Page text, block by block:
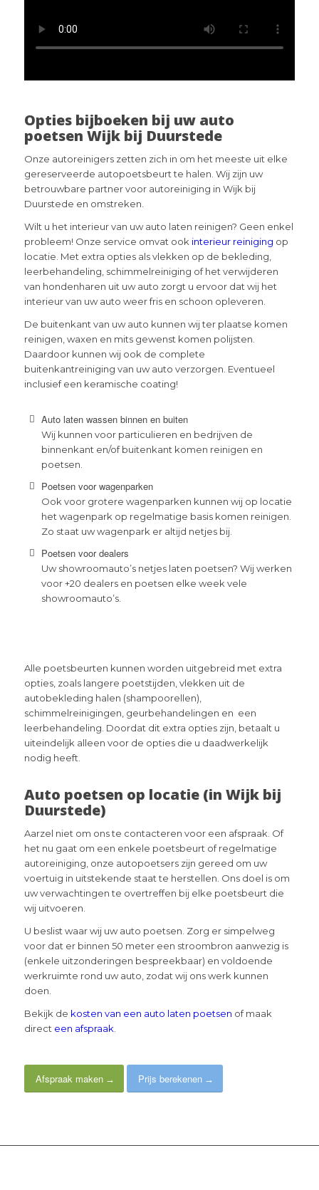
Opties bijboeken bij uw auto
poetsen Wijk bij Duurstede
Onze autoreinigers zetten zich in om het meeste uit elke
gereserveerde autopoetsbeurt te halen. Wij zijn uw
betrouwbare partner voor autoreiniging in Wijk bij
Duurstede en omstreken.
Wilt u het interieur van uw auto laten reinigen? Geen enkel
probleem! Onze service omvat ook interieur reiniging op
locatie. Met extra opties als vlekken op de bekleding,
leerbehandeling, schimmelreiniging of het verwijderen
van hondenharen uit uw auto zorgt u ervoor dat wij het
interieur van uw auto weer fris en schoon opleveren.
De buitenkant van uw auto kunnen wij ter plaatse komen
reinigen, waxen en mits gewenst komen polijsten.
Daardoor kunnen wij ook de complete
buitenkantreiniging van uw auto verzorgen. Eventueel
inclusief een keramische coating!
Auto laten wassen binnen en buiten
Wij kunnen voor particulieren en bedrijven de
binnenkant en/of buitenkant komen reinigen en
poetsen.
Poetsen voor wagenparken
Ook voor grotere wagenparken kunnen wij op locatie
het wagenpark op regelmatige basis komen reinigen.
Zo staat uw wagenpark er altijd netjes bij.
Poetsen voor dealers
Uw showroomauto’s netjes laten poetsen? Wij werken
voor +20 dealers en poetsen elke week vele
showroomauto’s.
Alle poetsbeurten kunnen worden uitgebreid met extra
opties, zoals langere poetstijden, vlekken uit de
autobekleding halen (shampoorellen),
schimmelreinigingen, geurbehandelingen en een
leerbehandeling. Doordat dit extra opties zijn, betaalt u
uiteindelijk alleen voor de opties die u daadwerkelijk
nodig heeft.
Auto poetsen op locatie (in Wijk bij
Duurstede)
Aarzel niet om ons te contacteren voor een afspraak. Of
het nu gaat om een enkele poetsbeurt of regelmatige
autoreiniging, onze autopoetsers zijn gereed om uw
voertuig in uitstekende staat te herstellen. Ons doel is om
uw verwachtingen te overtreffen bij elke poetsbeurt die
wij uitvoeren.
U beslist waar wij uw auto poetsen. Zorg er simpelweg
voor dat er binnen 50 meter een stroombron aanwezig is
(enkele uitzonderingen bespreekbaar) en voldoende
werkruimte rond uw auto, zodat wij ons werk kunnen
doen.
Bekijk de kosten van een auto laten poetsen of maak
direct een afspraak.
Afspraak maken Prijs berekenen